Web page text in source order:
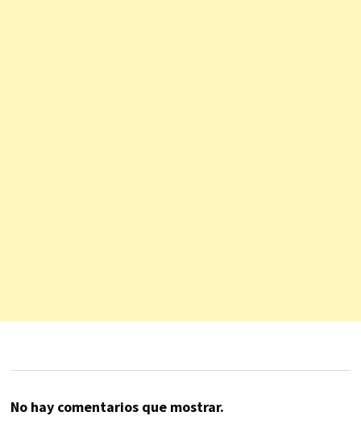
No hay comentarios que mostrar.